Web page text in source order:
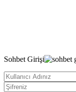
Sohbet Girişi